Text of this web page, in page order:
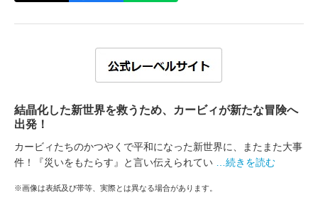
結晶化した新世界を救うため、カービィが新たな冒険へ
出発！
カービィたちのかつやくで平和になった新世界に、またまた大事
件！『災いをもたらす』と言い伝えられてい
…続きを読む
※画像は表紙及び帯等、実際とは異なる場合があります。